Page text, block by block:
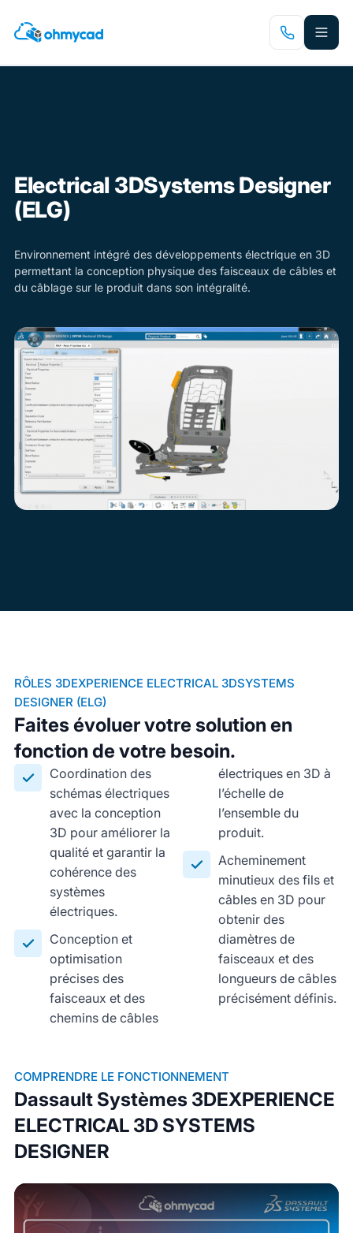
au
Electrical 3DSystems Designer
(ELG)
Environnement intégré des développements électrique en 3D
permettant la conception physique des faisceaux de câbles et
du câblage sur le produit dans son intégralité.
RÔLES 3DEXPERIENCE ELECTRICAL 3DSYSTEMS
DESIGNER (ELG)
Faites évoluer votre solution en
fonction de votre besoin.
Coordination des
schémas électriques
avec la conception
3D pour améliorer la
qualité et garantir la
cohérence des
systèmes
électriques.
Conception et
optimisation
précises des
faisceaux et des
chemins de câbles
électriques en 3D à
l’échelle de
l’ensemble du
produit.
Acheminement
minutieux des fils et
câbles en 3D pour
obtenir des
diamètres de
faisceaux et des
longueurs de câbles
précisément définis.
COMPRENDRE LE FONCTIONNEMENT
Dassault Systèmes 3DEXPERIENCE
ELECTRICAL 3D SYSTEMS
DESIGNER